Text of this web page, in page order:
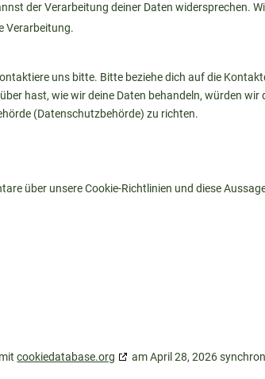
der Verarbeitung deiner Daten widersprechen.
Verarbeitung.
uns bitte. Bitte beziehe dich auf die
hast, wie wir deine Daten behandeln, würden
(Datenschutzbehörde) zu richten.
über unsere Cookie-Richtlinien und diese
mitcookiedatabase.org am April 28, 2026